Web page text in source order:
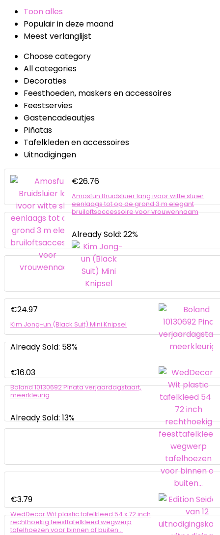
Toon alles
Populair in deze maand
Meest verlanglijst
Choose category
All categories
Decoraties
Feesthoeden, maskers en accessoires
Feestservies
Gastencadeautjes
Piñatas
Tafelkleden en accessoires
Uitnodigingen
€26.76
Amosfun Bruidsluier lang ivoor witte sluier
eenlaags tot op de grond 3 m elegant
bruiloftsaccessoire voor vrouwennaam
Already Sold: 22%
€24.97
Kim Jong-un (Black Suit) Mini Knipsel
Already Sold: 58%
€16.03
Boland 10130692 Pinata verjaardagstaart,
meerkleurig
Already Sold: 13%
€3.79
WedDecor Wit plastic tafelkleed 54 x 72 inch
rechthoekig feesttafelkleed wegwerp
tafelhoezen voor binnen of buiten…